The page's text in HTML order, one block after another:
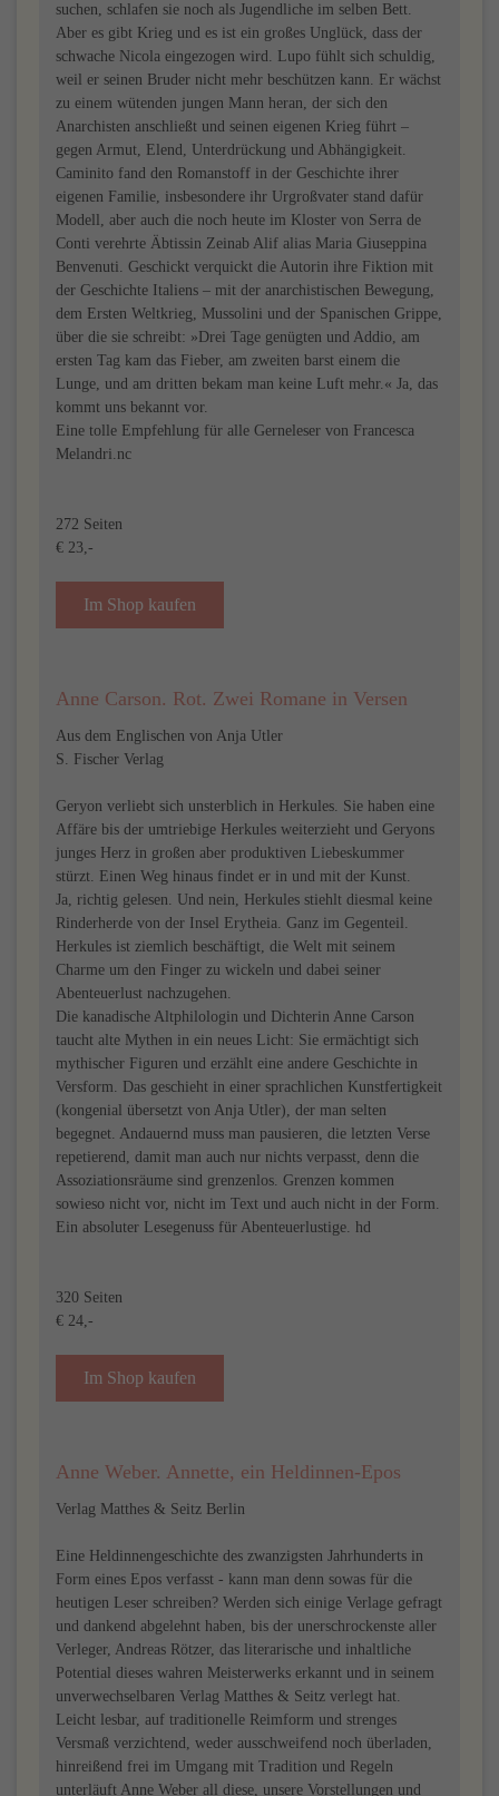
suchen, schlafen sie noch als Jugendliche im selben Bett.
Aber es gibt Krieg und es ist ein großes Unglück, dass der
schwache Nicola eingezogen wird. Lupo fühlt sich schuldig,
weil er seinen Bruder nicht mehr beschützen kann. Er wächst
zu einem wütenden jungen Mann heran, der sich den
Anarchisten anschließt und seinen eigenen Krieg führt –
gegen Armut, Elend, Unterdrückung und Abhängigkeit.
Caminito fand den Romanstoff in der Geschichte ihrer
eigenen Familie, insbesondere ihr Urgroßvater stand dafür
Modell, aber auch die noch heute im Kloster von Serra de
Conti verehrte Äbtissin Zeinab Alif alias Maria Giuseppina
Benvenuti. Geschickt verquickt die Autorin ihre Fiktion mit
der Geschichte Italiens – mit der anarchistischen Bewegung,
dem Ersten Weltkrieg, Mussolini und der Spanischen Grippe,
über die sie schreibt: »Drei Tage genügten und Addio, am
ersten Tag kam das Fieber, am zweiten barst einem die
Lunge, und am dritten bekam man keine Luft mehr.« Ja, das
kommt uns bekannt vor.
Eine tolle Empfehlung für alle Gerneleser von Francesca
Melandri.nc
272 Seiten
€ 23,-
Im Shop kaufen
Anne Carson. Rot. Zwei Romane in Versen
Aus dem Englischen von Anja Utler
S. Fischer Verlag
Geryon verliebt sich unsterblich in Herkules. Sie haben eine
Affäre bis der umtriebige Herkules weiterzieht und Geryons
junges Herz in großen aber produktiven Liebeskummer
stürzt. Einen Weg hinaus findet er in und mit der Kunst.
Ja, richtig gelesen. Und nein, Herkules stiehlt diesmal keine
Rinderherde von der Insel Erytheia. Ganz im Gegenteil.
Herkules ist ziemlich beschäftigt, die Welt mit seinem
Charme um den Finger zu wickeln und dabei seiner
Abenteuerlust nachzugehen.
Die kanadische Altphilologin und Dichterin Anne Carson
taucht alte Mythen in ein neues Licht: Sie ermächtigt sich
mythischer Figuren und erzählt eine andere Geschichte in
Versform. Das geschieht in einer sprachlichen Kunstfertigkeit
(kongenial übersetzt von Anja Utler), der man selten
begegnet. Andauernd muss man pausieren, die letzten Verse
repetierend, damit man auch nur nichts verpasst, denn die
Assoziationsräume sind grenzenlos. Grenzen kommen
sowieso nicht vor, nicht im Text und auch nicht in der Form.
Ein absoluter Lesegenuss für Abenteuerlustige. hd
320 Seiten
€ 24,-
Im Shop kaufen
Anne Weber. Annette, ein Heldinnen-Epos
Verlag Matthes & Seitz Berlin
Eine Heldinnengeschichte des zwanzigsten Jahrhunderts in
Form eines Epos verfasst - kann man denn sowas für die
heutigen Leser schreiben? Werden sich einige Verlage gefragt
und dankend abgelehnt haben, bis der unerschrockenste aller
Verleger, Andreas Rötzer, das literarische und inhaltliche
Potential dieses wahren Meisterwerks erkannt und in seinem
unverwechselbaren Verlag Matthes & Seitz verlegt hat.
Leicht lesbar, auf traditionelle Reimform und strenges
Versmaß verzichtend, weder ausschweifend noch überladen,
hinreißend frei im Umgang mit Tradition und Regeln
unterläuft Anne Weber all diese, unsere Vorstellungen und